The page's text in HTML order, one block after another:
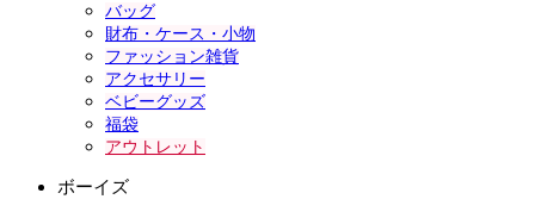
バッグ
財布・ケース・小物
ファッション雑貨
アクセサリー
ベビーグッズ
福袋
アウトレット
ボーイズ